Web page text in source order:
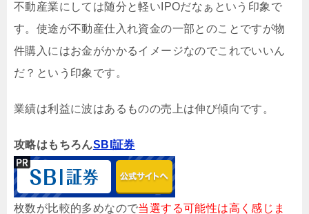
不動産業にしては随分と軽いIPOだなぁという印象で
す。使途が不動産仕入れ資金の一部とのことですが物
件購入にはお金がかかるイメージなのでこれでいいん
だ？という印象です。
業績は利益に波はあるものの売上は伸び傾向です。
攻略はもちろんSBI証券
枚数が比較的多めなので当選する可能性は高く感じま